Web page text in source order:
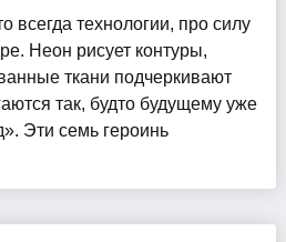
всегда технологии, про силу
Неон рисует контуры,
ткани подчеркивают
так, будто будущему уже
Эти семь героинь